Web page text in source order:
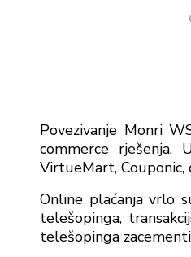
Povezivanje Monri
commerce
VirtueMart, Couponic,
Online plaćanja vrlo
telešopinga,
telešopinga